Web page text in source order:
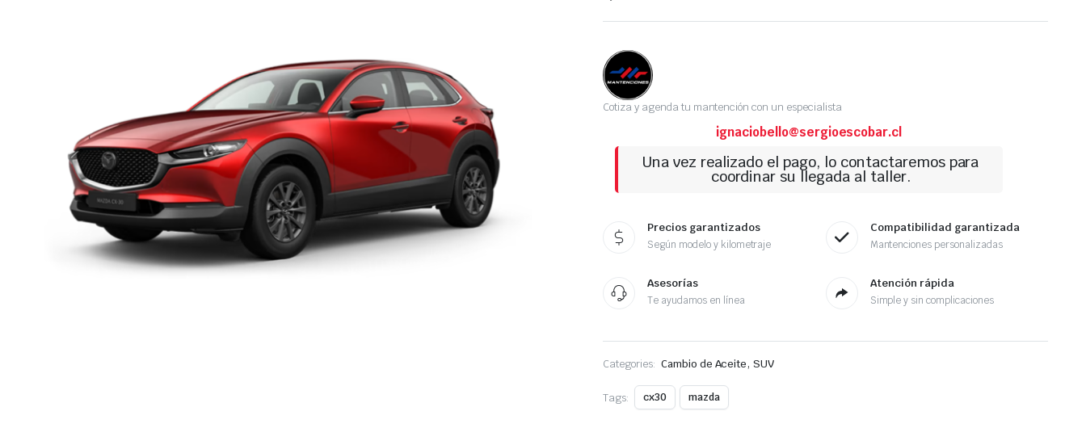
Cotiza y agenda tu mantención con un especialista
ignaciobello@sergioescobar.cl
Una vez realizado el pago, lo contactaremos para
coordinar su llegada al taller.
Precios garantizados
Según modelo y kilometraje
Compatibilidad garantizada
Mantenciones personalizadas
Asesorías
Te ayudamos en línea
Atención rápida
Simple y sin complicaciones
Categories: Cambio de Aceite, SUV
Tags: cx30 mazda